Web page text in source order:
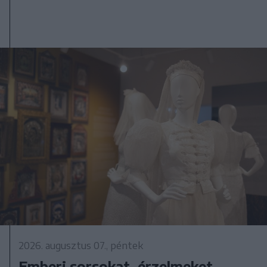
2026. augusztus 07., péntek